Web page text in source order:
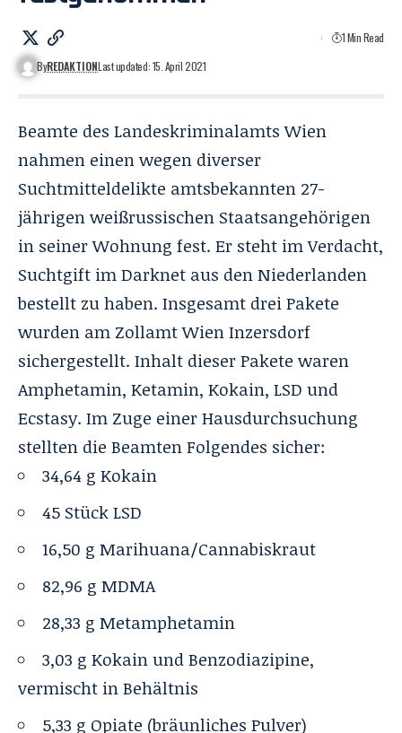
ByREDAKTIONLast updated: 15. April 2021
1 Min Read
Beamte des Landeskriminalamts Wien
nahmen einen wegen diverser
Suchtmitteldelikte amtsbekannten 27-
jährigen weißrussischen Staatsangehörigen
in seiner Wohnung fest. Er steht im Verdacht,
Suchtgift im Darknet aus den Niederlanden
bestellt zu haben. Insgesamt drei Pakete
wurden am Zollamt Wien Inzersdorf
sichergestellt. Inhalt dieser Pakete waren
Amphetamin, Ketamin, Kokain, LSD und
Ecstasy. Im Zuge einer Hausdurchsuchung
stellten die Beamten Folgendes sicher:
34,64 g Kokain
45 Stück LSD
16,50 g Marihuana/Cannabiskraut
82,96 g MDMA
28,33 g Metamphetamin
3,03 g Kokain und Benzodiazipine,
vermischt in Behältnis
5,33 g Opiate (bräunliches Pulver)